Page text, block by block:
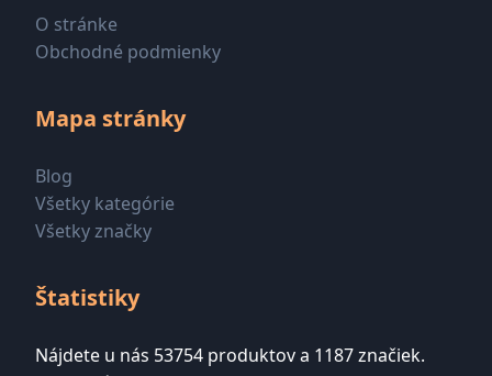
O stránke
Obchodné podmienky
Mapa stránky
Blog
Všetky kategórie
Všetky značky
Štatistiky
Nájdete u nás 53754 produktov a 1187 značiek.